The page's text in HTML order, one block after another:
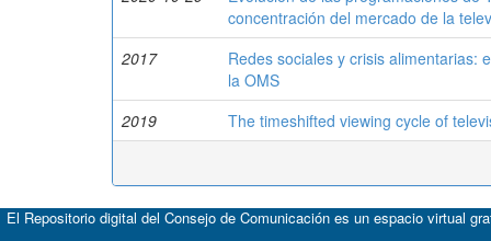
concentración del mercado de la
2017
Redes sociales y crisis alimentarias:
la OMS
2019
The timeshifted viewing cycle of
El Repositorio digital del Consejo de Comunicación es un espacio virtual